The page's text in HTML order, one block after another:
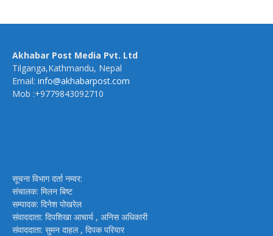
Akhabar Post Media Pvt. Ltd
Tilganga,Kathmandu, Nepal
Email: info@akhabarpost.com
Mob :+9779843092710
सूचना विभाग दर्ता नम्वर:
संचालक: मिलन बिष्ट
सम्पादक: दिनेश पोखरेल
संवाददाता: दिपशिखा आचार्य , अनिस अधिकारी
संवाददाता: सुमन दाहल , दिपक परियार